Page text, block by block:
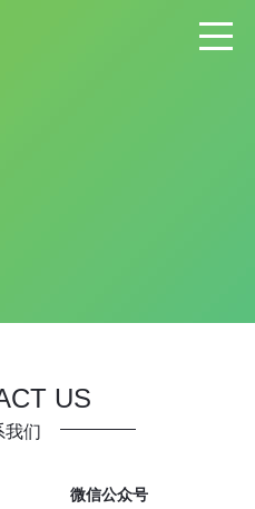
US
我们
微信公众号